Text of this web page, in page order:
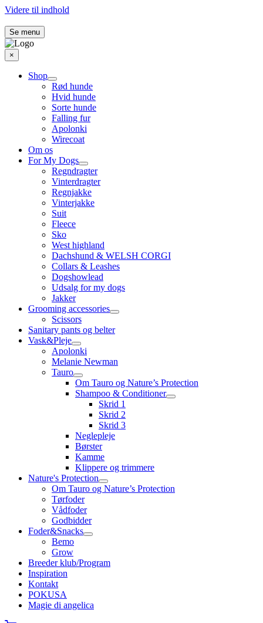
Videre til indhold
Se menu
×
Shop
Rød hunde
Hvid hunde
Sorte hunde
Falling fur
Apolonki
Wirecoat
Om os
For My Dogs
Regndragter
Vinterdragter
Regnjakke
Vinterjakke
Suit
Fleece
Sko
West highland
Dachshund & WELSH CORGI
Collars & Leashes
Dogshowlead
Udsalg for my dogs
Jakker
Grooming accessories
Scissors
Sanitary pants og belter
Vask&Pleje
Apolonki
Melanie Newman
Tauro
Om Tauro og Nature’s Protection
Shampoo & Conditioner
Skrid 1
Skrid 2
Skrid 3
Neglepleje
Børster
Kamme
Klippere og trimmere
Nature's Protection
Om Tauro og Nature’s Protection
Tørfoder
Vådfoder
Godbidder
Foder&Snacks
Bemo
Grow
Breeder klub/Program
Inspiration
Kontakt
POKUSA
Magie di angelica